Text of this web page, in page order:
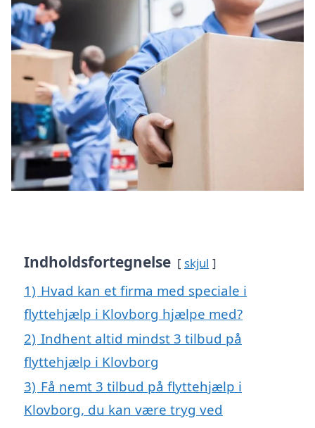
Indholdsfortegnelse skjul
1) Hvad kan et firma med speciale i
flyttehjælp i Klovborg hjælpe med?
2) Indhent altid mindst 3 tilbud på
flyttehjælp i Klovborg
3) Få nemt 3 tilbud på flyttehjælp i
Klovborg, du kan være tryg ved